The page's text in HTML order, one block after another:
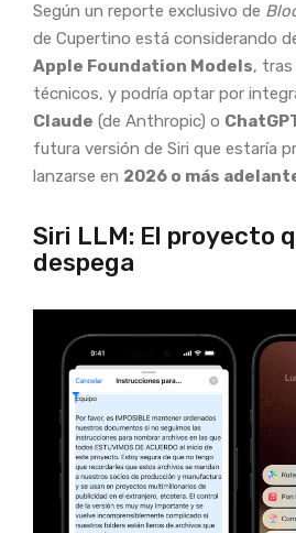
Según un reporte exclusivo de
de Cupertino está considerando
Apple Foundation Models,
técnicos, y podría optar por
Claude (de Anthropic) o
futura versión de Siri que estaría
lanzarse en 2026 o más
Siri LLM: El proyecto
despega